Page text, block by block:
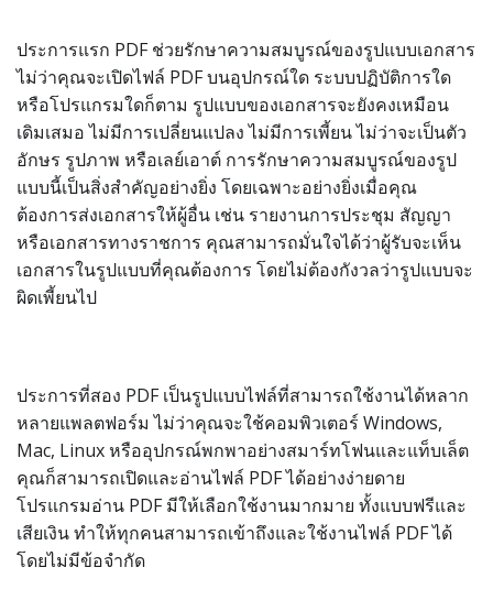
ประการแรก PDF ช่วยรักษาความสมบูรณ์ของรูปแบบเอกสาร
ไม่ว่าคุณจะเปิดไฟล์ PDF บนอุปกรณ์ใด ระบบปฏิบัติการใด
หรือโปรแกรมใดก็ตาม รูปแบบของเอกสารจะยังคงเหมือน
เดิมเสมอ ไม่มีการเปลี่ยนแปลง ไม่มีการเพี้ยน ไม่ว่าจะเป็นตัว
อักษร รูปภาพ หรือเลย์เอาต์ การรักษาความสมบูรณ์ของรูป
แบบนี้เป็นสิ่งสำคัญอย่างยิ่ง โดยเฉพาะอย่างยิ่งเมื่อคุณ
ต้องการส่งเอกสารให้ผู้อื่น เช่น รายงานการประชุม สัญญา
หรือเอกสารทางราชการ คุณสามารถมั่นใจได้ว่าผู้รับจะเห็น
เอกสารในรูปแบบที่คุณต้องการ โดยไม่ต้องกังวลว่ารูปแบบจะ
ผิดเพี้ยนไป
ประการที่สอง PDF เป็นรูปแบบไฟล์ที่สามารถใช้งานได้หลาก
หลายแพลตฟอร์ม ไม่ว่าคุณจะใช้คอมพิวเตอร์ Windows,
Mac, Linux หรืออุปกรณ์พกพาอย่างสมาร์ทโฟนและแท็บเล็ต
คุณก็สามารถเปิดและอ่านไฟล์ PDF ได้อย่างง่ายดาย
โปรแกรมอ่าน PDF มีให้เลือกใช้งานมากมาย ทั้งแบบฟรีและ
เสียเงิน ทำให้ทุกคนสามารถเข้าถึงและใช้งานไฟล์ PDF ได้
โดยไม่มีข้อจำกัด